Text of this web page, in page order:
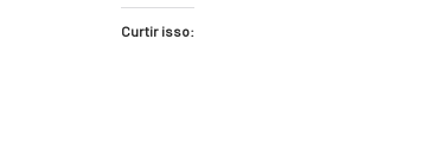
Curtir isso: